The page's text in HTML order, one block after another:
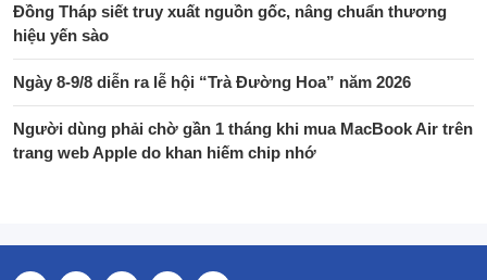
Đồng Tháp siết truy xuất nguồn gốc, nâng chuẩn thương
hiệu yến sào
Ngày 8-9/8 diễn ra lễ hội “Trà Đường Hoa” năm 2026
Người dùng phải chờ gần 1 tháng khi mua MacBook Air trên
trang web Apple do khan hiếm chip nhớ